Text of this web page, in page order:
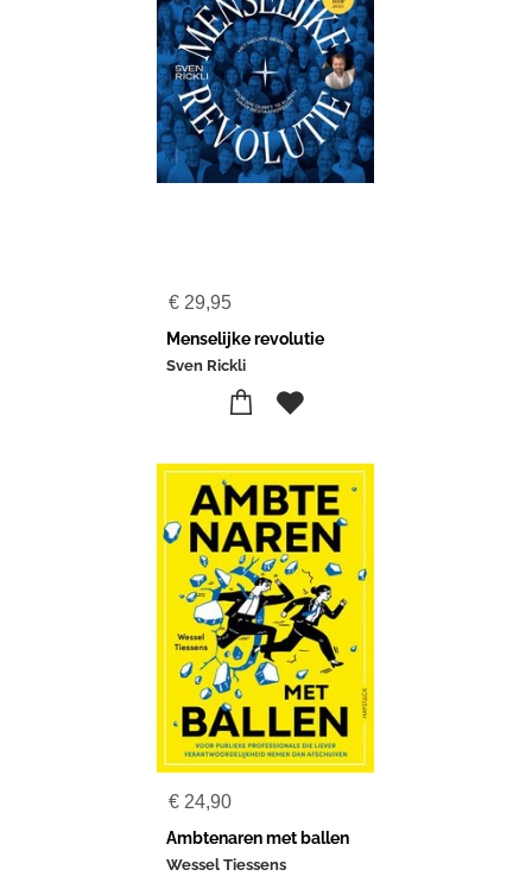
€ 29,95
Menselijke revolutie
Sven Rickli
€ 24,90
Ambtenaren met ballen
Wessel Tiessens